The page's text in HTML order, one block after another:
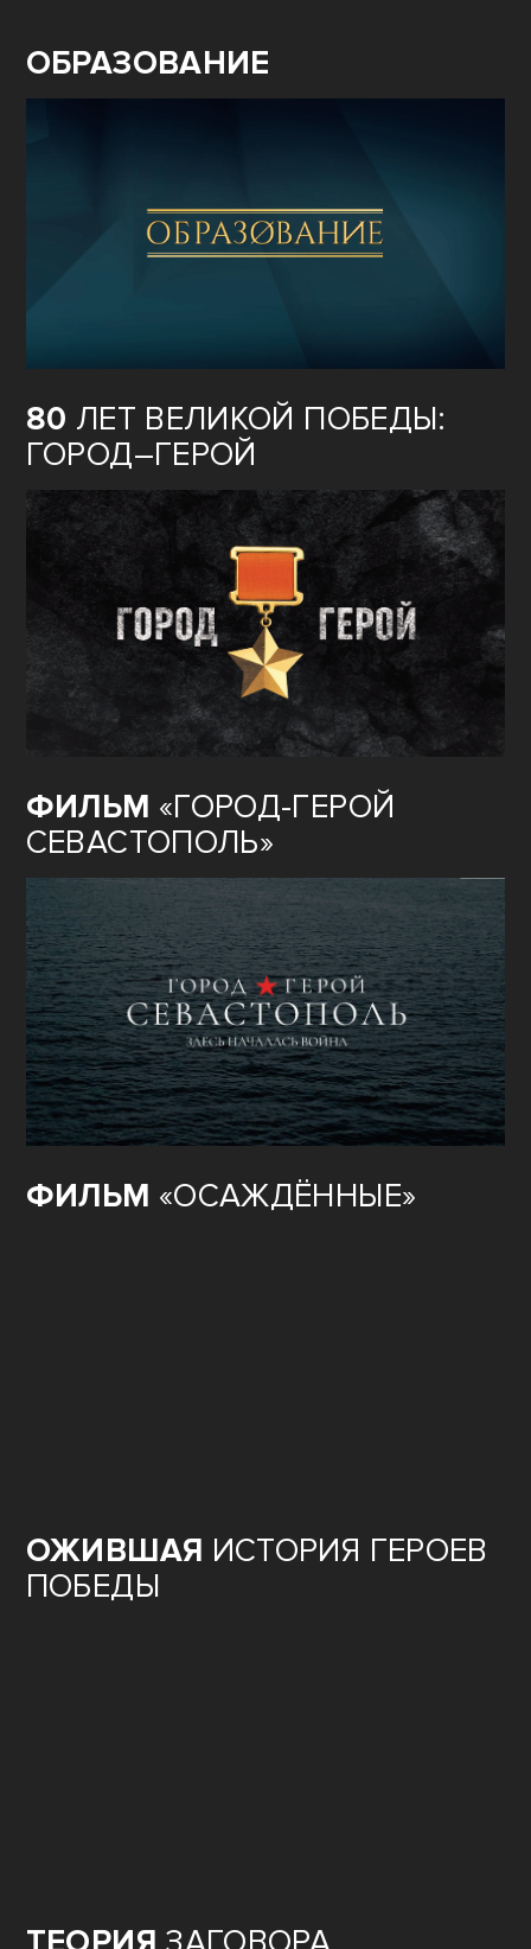
ОБРАЗОВАНИЕ
80 ЛЕТ ВЕЛИКОЙ ПОБЕДЫ:
ГОРОД–ГЕРОЙ
ФИЛЬМ «ГОРОД-ГЕРОЙ
СЕВАСТОПОЛЬ»
ФИЛЬМ «ОСАЖДЁННЫЕ»
ОЖИВШАЯ ИСТОРИЯ ГЕРОЕВ
ПОБЕДЫ